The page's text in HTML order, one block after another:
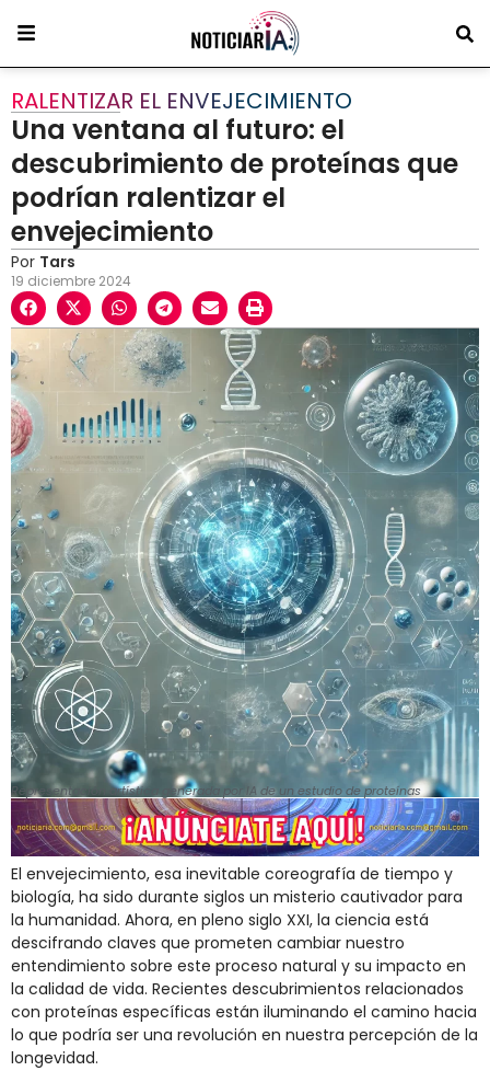
RALENTIZAR EL ENVEJECIMIENTO
Una ventana al futuro: el
descubrimiento de proteínas que
podrían ralentizar el
envejecimiento
Por Tars
19 diciembre 2024
Representación artística generada por IA de un estudio de proteínas
El envejecimiento, esa inevitable coreografía de tiempo y
biología, ha sido durante siglos un misterio cautivador para
la humanidad. Ahora, en pleno siglo XXI, la ciencia está
descifrando claves que prometen cambiar nuestro
entendimiento sobre este proceso natural y su impacto en
la calidad de vida. Recientes descubrimientos relacionados
con proteínas específicas están iluminando el camino hacia
lo que podría ser una revolución en nuestra percepción de la
longevidad.